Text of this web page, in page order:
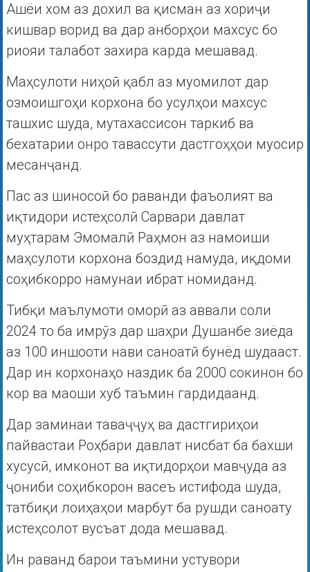
Ашёи хом аз дохил ва қисман аз хориҷи
кишвар ворид ва дар анборҳои махсус бо
риояи талабот захира карда мешавад.
Маҳсулоти ниҳоӣ қабл аз муомилот дар
озмоишгоҳи корхона бо усулҳои махсус
ташхис шуда, мутахассисон таркиб ва
бехатарии онро тавассути дастгоҳҳои муосир
месанҷанд.
Пас аз шиносоӣ бо раванди фаъолият ва
иқтидори истеҳсолӣ Сарвари давлат
муҳтарам Эмомалӣ Раҳмон аз намоиши
маҳсулоти корхона боздид намуда, иқдоми
соҳибкорро намунаи ибрат номиданд.
Тибқи маълумоти оморӣ аз аввали соли
2024 то ба имрӯз дар шаҳри Душанбе зиёда
аз 100 иншооти нави саноатӣ бунёд шудааст.
Дар ин корхонаҳо наздик ба 2000 сокинон бо
кор ва маоши хуб таъмин гардидаанд.
Дар заминаи таваҷҷуҳ ва дастгириҳои
пайвастаи Роҳбари давлат нисбат ба бахши
хусусӣ, имконот ва иқтидорҳои мавҷуда аз
ҷониби соҳибкорон васеъ истифода шуда,
татбиқи лоиҳаҳои марбут ба рушди саноату
истеҳсолот вусъат дода мешавад.
Ин раванд барои таъмини устувори